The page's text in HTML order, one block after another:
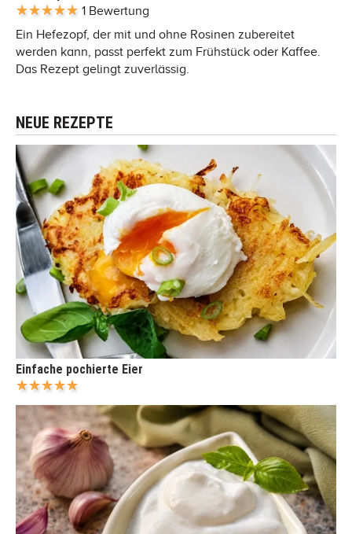
1 Bewertung
Ein Hefezopf, der mit und ohne Rosinen zubereitet
werden kann, passt perfekt zum Frühstück oder Kaffee.
Das Rezept gelingt zuverlässig.
NEUE REZEPTE
Einfache pochierte Eier